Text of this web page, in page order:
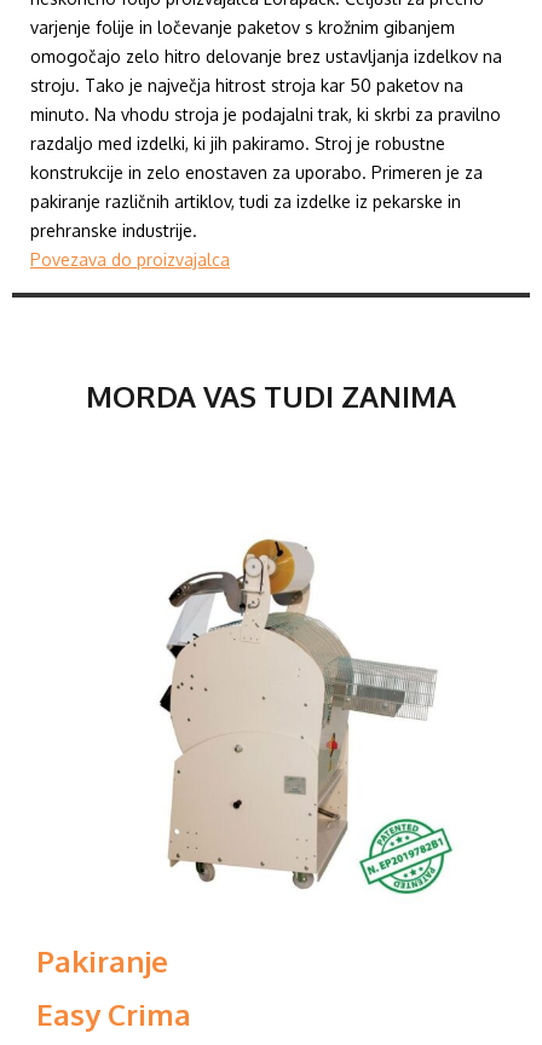
varjenje folije in ločevanje paketov s krožnim gibanjem
omogočajo zelo hitro delovanje brez ustavljanja izdelkov na
stroju. Tako je največja hitrost stroja kar 50 paketov na
minuto. Na vhodu stroja je podajalni trak, ki skrbi za pravilno
razdaljo med izdelki, ki jih pakiramo. Stroj je robustne
konstrukcije in zelo enostaven za uporabo. Primeren je za
pakiranje različnih artiklov, tudi za izdelke iz pekarske in
prehranske industrije.
Povezava do proizvajalca
MORDA VAS TUDI ZANIMA
Pakiranje
Easy Crima